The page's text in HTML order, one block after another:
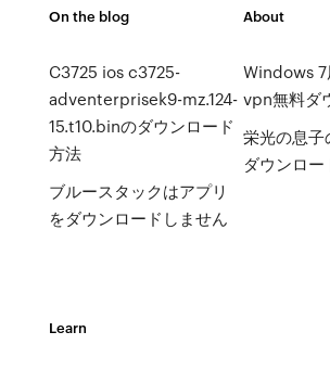
On the blog
C3725 ios c3725-
adventerprisek9-mz.124-
15.t10.binのダウンロード
方法
ブルースタックはアプリ
をダウンロードしません
About
Windows
vpn無料ダ
栄光の息
ダウンロー
Learn